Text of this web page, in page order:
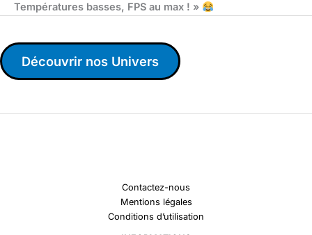
Températures basses, FPS au max ! »
Découvrir nos Univers
Contactez-nous
Mentions légales
Conditions d’utilisation